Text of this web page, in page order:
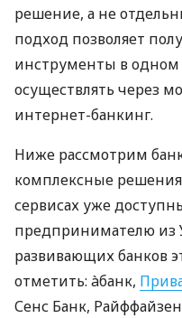
решение, а не
подход позволяет
инструменты в одном
осуществлять через
интернет-банкинг.
Ниже рассмотрим
комплексные решения
сервисах уже
предпринимателю из
развивающих банков
отметить: àбанк,
Сенс Банк,